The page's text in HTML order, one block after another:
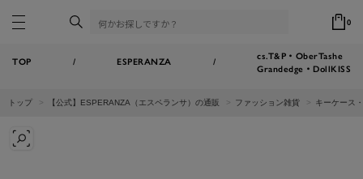
0
TOP / ESPERANZA /
cs.T&P・OberTashe
Grandedge・DollKISS
トップ 【公式】ESPERANZA（エスペランサ）の通販 ファッション雑貨 キーケース